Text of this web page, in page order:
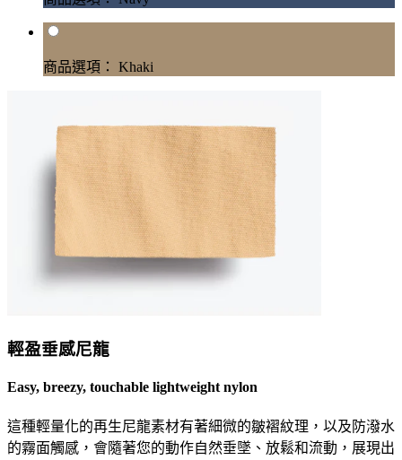
商品選項： Khaki
輕盈垂感尼龍
Easy, breezy, touchable lightweight nylon
這種輕量化的再生尼龍素材有著細微的皺褶紋理，以及防潑水
的霧面觸感，會隨著您的動作自然垂墜、放鬆和流動，展現出